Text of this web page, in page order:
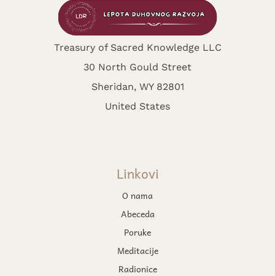
Treasury of Sacred Knowledge LLC
30 North Gould Street
Sheridan, WY 82801
United States
Linkovi
O nama
Abeceda
Poruke
Meditacije
Radionice